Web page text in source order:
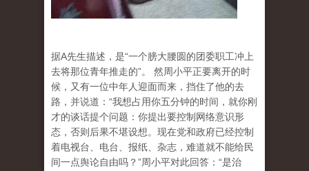
据A先生描述，是“一个膀大腰圆的团委职工冲上
去将那位青年推走的”。 然周小平正要离开的时
候，又有一位中年人迎面而来，挡住了他的去
路，并说道：“我想占用你五分钟的时间，就你刚
才的谈话提个问题：你提出要控制网络意识形
态，否则后果不堪设想。现在党和政府已经控制
着电视台、电台、报纸、杂志，难道就不能给民
间一点舆论自由吗？”周小平对此回答：“是治